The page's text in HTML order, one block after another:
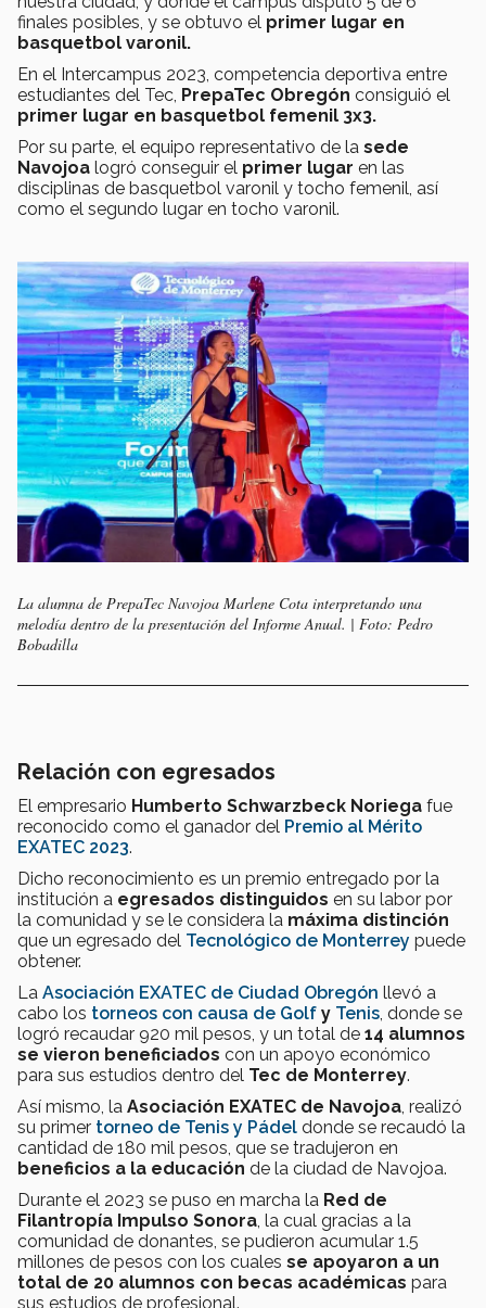
finales posibles, y se obtuvo el primer lugar en
basquetbol varonil.
En el Intercampus 2023, competencia deportiva entre
estudiantes del Tec, PrepaTec Obregón consiguió el
primer lugar en basquetbol femenil 3x3.
Por su parte, el equipo representativo de la sede
Navojoa logró conseguir el primer lugar en las
disciplinas de basquetbol varonil y tocho femenil, así
como el segundo lugar en tocho varonil.
La alumna de PrepaTec Navojoa Marlene Cota interpretando una
melodía dentro de la presentación del Informe Anual. | Foto: Pedro
Bobadilla
Relación con egresados
El empresario Humberto Schwarzbeck Noriega fue
reconocido como el ganador del Premio al Mérito
EXATEC 2023.
Dicho reconocimiento es un premio entregado por la
institución a egresados distinguidos en su labor por
la comunidad y se le considera la máxima distinción
que un egresado del Tecnológico de Monterrey puede
obtener.
La Asociación EXATEC de Ciudad Obregón llevó a
cabo los torneos con causa de Golf y Tenis, donde se
logró recaudar 920 mil pesos, y un total de 14 alumnos
se vieron beneficiados con un apoyo económico
para sus estudios dentro del Tec de Monterrey.
Así mismo, la Asociación EXATEC de Navojoa, realizó
su primer torneo de Tenis y Pádel donde se recaudó la
cantidad de 180 mil pesos, que se tradujeron en
beneficios a la educación de la ciudad de Navojoa.
Durante el 2023 se puso en marcha la Red de
Filantropía Impulso Sonora, la cual gracias a la
comunidad de donantes, se pudieron acumular 1.5
millones de pesos con los cuales se apoyaron a un
total de 20 alumnos con becas académicas para
sus estudios de profesional.